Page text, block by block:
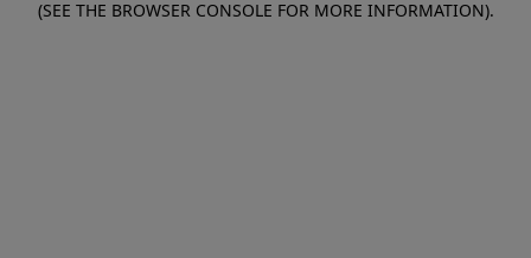
(SEE THE BROWSER CONSOLE FOR MORE INFORMATION).